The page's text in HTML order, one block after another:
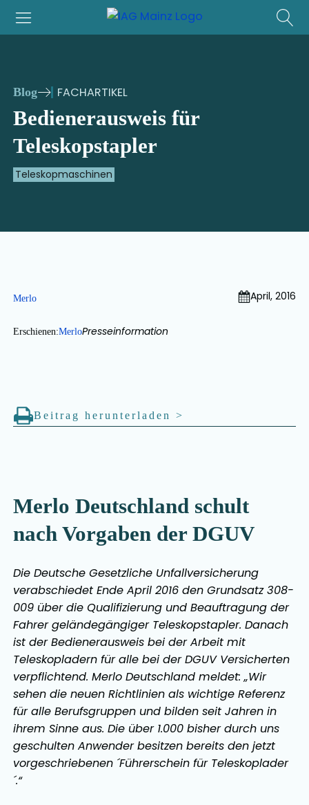
Blog FACHARTIKEL
Bedienerausweis für
Teleskopstapler
Teleskopmaschinen
Merlo April, 2016
Erschienen:MerloPresseinformation
Merlo Deutschland schult
nach Vorgaben der DGUV
Die Deutsche Gesetzliche Unfallversicherung
verabschiedet Ende April 2016 den Grundsatz 308-
009 über die Qualifizierung und Beauftragung der
Fahrer geländegängiger Teleskopstapler. Danach
ist der Bedienerausweis bei der Arbeit mit
Teleskopladern für alle bei der DGUV Versicherten
verpflichtend. Merlo Deutschland meldet: „Wir
sehen die neuen Richtlinien als wichtige Referenz
für alle Berufsgruppen und bilden seit Jahren in
ihrem Sinne aus. Die über 1.000 bisher durch uns
geschulten Anwender besitzen bereits den jetzt
vorgeschriebenen ´Führerschein für Teleskoplader
´.“
Beitrag herunterladen>